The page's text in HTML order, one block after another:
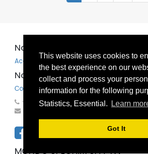
This website uses cookies to
the best experience on our
collect and process your
information for the following
Statistics, Essential.
Learn
Got It
Nos produits et services
Accueil
Nos coordonnées
Contactez-nous
+32(0)81 83 00 83